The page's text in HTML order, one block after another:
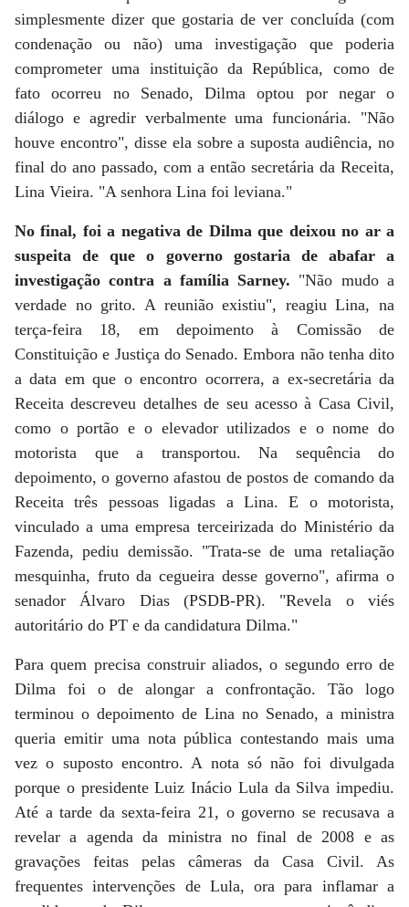
simplesmente dizer que gostaria de ver concluída (com
condenação ou não) uma investigação que poderia
comprometer uma instituição da República, como de
fato ocorreu no Senado, Dilma optou por negar o
diálogo e agredir verbalmente uma funcionária. "Não
houve encontro", disse ela sobre a suposta audiência, no
final do ano passado, com a então secretária da Receita,
Lina Vieira. "A senhora Lina foi leviana."
No final, foi a negativa de Dilma que deixou no ar a
suspeita de que o governo gostaria de abafar a
investigação contra a família Sarney. "Não mudo a
verdade no grito. A reunião existiu", reagiu Lina, na
terça-feira 18, em depoimento à Comissão de
Constituição e Justiça do Senado. Embora não tenha dito
a data em que o encontro ocorrera, a ex-secretária da
Receita descreveu detalhes de seu acesso à Casa Civil,
como o portão e o elevador utilizados e o nome do
motorista que a transportou. Na sequência do
depoimento, o governo afastou de postos de comando da
Receita três pessoas ligadas a Lina. E o motorista,
vinculado a uma empresa terceirizada do Ministério da
Fazenda, pediu demissão. "Trata-se de uma retaliação
mesquinha, fruto da cegueira desse governo", afirma o
senador Álvaro Dias (PSDB-PR). "Revela o viés
autoritário do PT e da candidatura Dilma."
Para quem precisa construir aliados, o segundo erro de
Dilma foi o de alongar a confrontação. Tão logo
terminou o depoimento de Lina no Senado, a ministra
queria emitir uma nota pública contestando mais uma
vez o suposto encontro. A nota só não foi divulgada
porque o presidente Luiz Inácio Lula da Silva impediu.
Até a tarde da sexta-feira 21, o governo se recusava a
revelar a agenda da ministra no final de 2008 e as
gravações feitas pelas câmeras da Casa Civil. As
frequentes intervenções de Lula, ora para inflamar a